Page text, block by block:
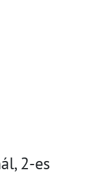
2-es